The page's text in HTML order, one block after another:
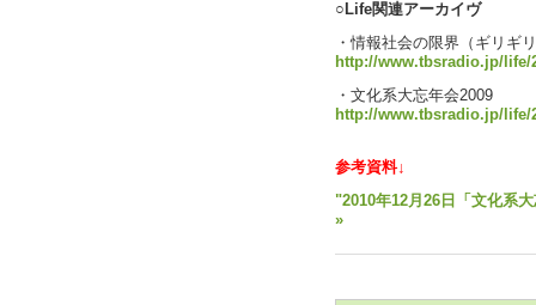
○Life関連アーカイヴ
・情報社会の限界（ギリギ
http://www.tbsradio.jp/life/
・文化系大忘年会2009
http://www.tbsradio.jp/life/
参考資料↓
"2010年12月26日「文化系
»